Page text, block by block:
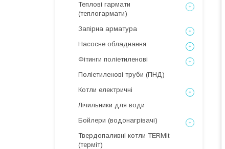
Теплові гармати
(теплогармати)
Запірна арматура
Насосне обладнання
Фітинги поліетиленові
Поліетиленові труби (ПНД)
Котли електричні
Лічильники для води
Бойлери (водонагрівачі)
Твердопаливні котли TERMit
(терміт)